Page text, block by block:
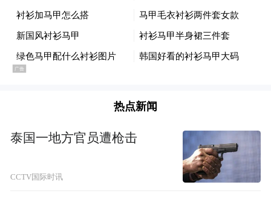
热点新闻
泰国一地方官员遭枪击
CCTV国际时讯